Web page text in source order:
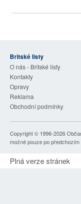
Britské listy
O nás - Britské listy
Kontakty
Opravy
Reklama
Obchodní podmínky
Copyright © 1996-2026
možné pouze po
Plná verze stránek